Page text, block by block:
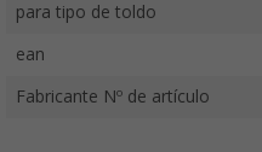
para tipo de toldo
ean
Fabricante Nº de artículo